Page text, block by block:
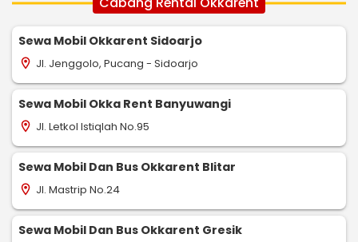
Sewa Mobil Okkarent Sidoarjo
location_on Jl. Jenggolo, Pucang - Sidoarjo
Sewa Mobil Okka Rent Banyuwangi
location_on Jl. Letkol Istiqlah No.95
Sewa Mobil Dan Bus Okkarent Blitar
location_on Jl. Mastrip No.24
Sewa Mobil Dan Bus Okkarent Gresik